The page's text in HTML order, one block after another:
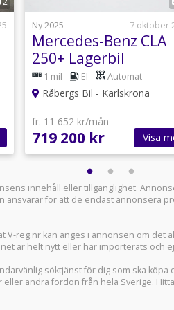
Ny 2025
7 oktober
Mercedes-Benz CLA
250+ Lagerbil
1 mil El Automat
Råbergs Bil - Karlskrona
fr. 11 652 kr/mån
719 200 kr Visa
innehåll eller tillgänglighet.
ansvarar för att de endast annonsera
V-reg.nr kan anges i annonsen om
är helt nytt eller har importerats och
söktjänst för dig som ska köpa
eller andra fordon från hela Sverige.